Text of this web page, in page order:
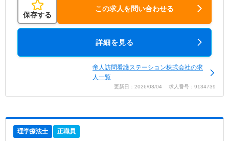
保存する
この求人を問い合わせる
詳細を見る
帝人訪問看護ステーション株式会社の求
人一覧
更新日：2026/08/04 求人番号：9134739
理学療法士 正職員